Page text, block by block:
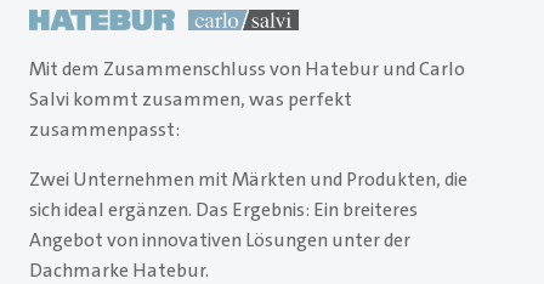
Mit dem Zusammenschluss von Hatebur und Carlo
Salvi kommt zusammen, was perfekt
zusammenpasst:
Zwei Unternehmen mit Märkten und Produkten, die
sich ideal ergänzen. Das Ergebnis: Ein breiteres
Angebot von innovativen Lösungen unter der
Dachmarke Hatebur.